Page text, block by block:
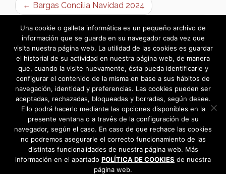
← Bargas Concilia Navidad 2024
Bargas Concilia Navidad 2024 →
Una cookie o galleta informática es un pequeño archivo de
información que se guarda en su navegador cada vez que
visita nuestra página web. La utilidad de las cookies es guardar
el historial de su actividad en nuestra página web, de manera
que, cuando la visite nuevamente, ésta pueda identificarle y
configurar el contenido de la misma en base a sus hábitos de
navegación, identidad y preferencias. Las cookies pueden ser
aceptadas, rechazadas, bloqueadas y borradas, según desee.
Ello podrá hacerlo mediante las opciones disponibles en la
presente ventana o a través de la configuración de su
navegador, según el caso. En caso de que rechace las cookies
no podremos asegurarle el correcto funcionamiento de las
distintas funcionalidades de nuestra página web. Más
información en el apartado POLÍTICA DE COOKIES de nuestra
página web.